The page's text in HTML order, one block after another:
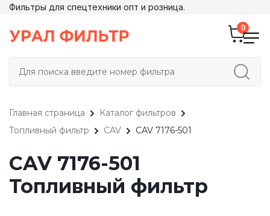
Фильтры для спецтехники опт и розница.
Главная страница
Каталог фильтров
Топливный фильтр
CAV CAV 7176-501
CAV 7176-501
Топливный фильтр